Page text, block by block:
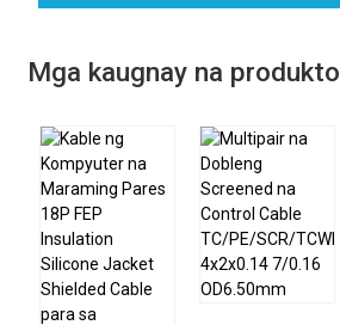
Mga kaugnay na produkto